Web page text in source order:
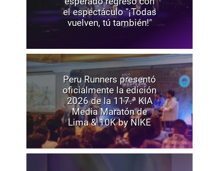
el espectáculo "¡Todas
vuelven, tú también!"
Peru Runners presentó
oficialmente la edición
2026 de la 117.ª KIA
Media Maratón de
Lima & 10K by NIKE